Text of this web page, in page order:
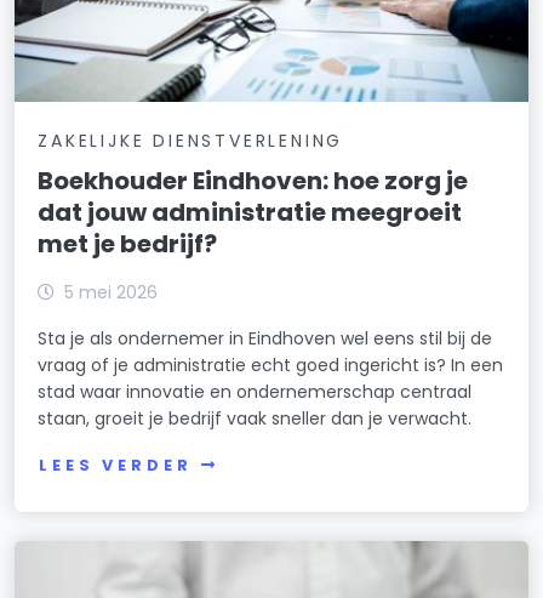
ZAKELIJKE DIENSTVERLENING
Boekhouder Eindhoven: hoe zorg je
dat jouw administratie meegroeit
met je bedrijf?
5 mei 2026
Sta je als ondernemer in Eindhoven wel eens stil bij de
vraag of je administratie echt goed ingericht is? In een
stad waar innovatie en ondernemerschap centraal
staan, groeit je bedrijf vaak sneller dan je verwacht.
LEES VERDER